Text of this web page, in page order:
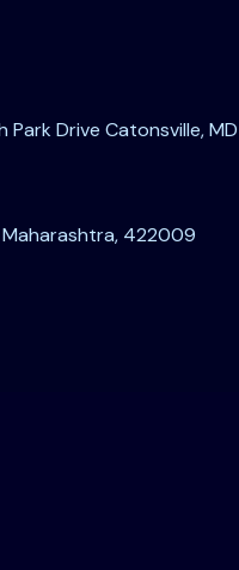
Drive Catonsville,
Maharashtra, 422009